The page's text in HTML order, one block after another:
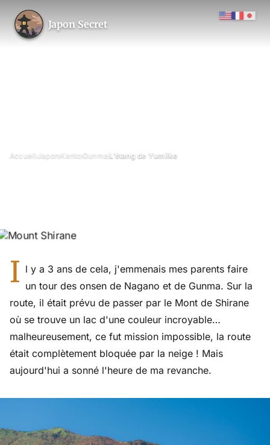
Japon Secret
Accueil ›Japon›Kanto›Gunma›L’étang de Yumiike
I l y a 3 ans de cela, j'emmenais mes parents faire
un tour des onsen de Nagano et de Gunma. Sur la
route, il était prévu de passer par le Mont de Shirane
où se trouve un lac d'une couleur incroyable…
malheureusement, ce fut mission impossible, la route
était complètement bloquée par la neige ! Mais
aujourd'hui a sonné l'heure de ma revanche.